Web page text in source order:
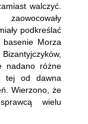
walczyć.
podkreślać
Morza
nadano różne
tej od dawna
Wierzono, że
wielu